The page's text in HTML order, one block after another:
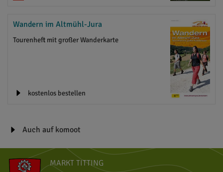
Wandern im Altmühl-Jura
Tourenheft mit großer Wanderkarte
kostenlos bestellen
Auch auf komoot
MARKT TITTING